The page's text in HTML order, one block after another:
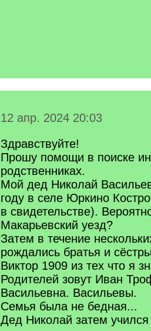
12 апр. 2024 20:03
Здравствуйте!
Прошу помощи в поиске
родственниках.
Мой дед Николай
году в селе Юркино
в свидетельстве).
Макарьевский уезд?
Затем в течение
рождались братья и
Виктор 1909 из тех что я
Родителей зовут Иван
Васильевна. Васильевы.
Семья была не бедная...
Дед Николай затем